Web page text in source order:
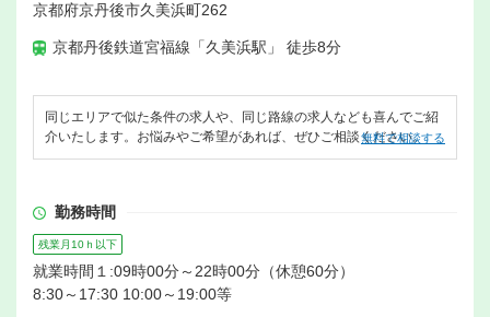
京都府京丹後市久美浜町262
京都丹後鉄道宮福線「久美浜駅」 徒歩8分
同じエリアで似た条件の求人や、同じ路線の求人なども喜んでご紹
介いたします。お悩みやご希望があれば、ぜひご相談ください。
無料で相談する
勤務時間
残業月10ｈ以下
就業時間１:09時00分～22時00分（休憩60分）
8:30～17:30 10:00～19:00等